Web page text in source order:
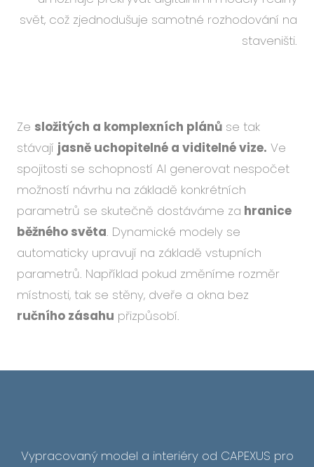
svět, což zjednodušuje samotné rozhodování na
staveništi.
Ze složitých a komplexních plánů se tak
stávají jasně uchopitelné a viditelné vize. Ve
spojitosti se schopností AI generovat nespočet
možností návrhu na základě konkrétních
parametrů se skutečně dostáváme za hranice
běžného světa. Dynamické modely se
automaticky upravují na základě vstupních
parametrů. Například pokud změníme rozměr
místnosti, tak se stěny, dveře a okna bez
ručního zásahu přizpůsobí.
Vypracovaný model a interiéry od CAPEXUS pro